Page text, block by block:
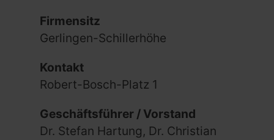
Firmensitz
Gerlingen-Schillerhöhe
Kontakt
Robert-Bosch-Platz 1
Geschäftsführer / Vorstand
Dr. Stefan Hartung, Dr. Christian